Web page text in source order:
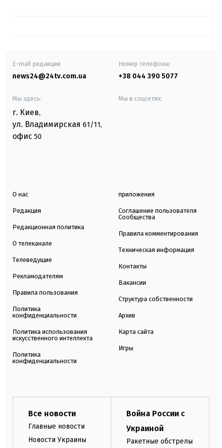
E-mail редакции
news24@24tv.com.ua
Номер телефона:
+38 044 390 5077
Мы здесь:
г. Киев,
ул. Владимирская 61/11,
офис 50
Мы в соцсетях:
О нас
Редакция
Редакционная политика
О телеканале
Телеведущие
Рекламодателям
Правила пользования
Политика
конфиденциальности
Политика использования
искусственного интеллекта
Политика
конфиденциальности
приложения
Соглашение пользователя
Сообщества
Правила комментирования
Техническая информация
Контакты
Вакансии
Структура собственности
Архив
Карта сайта
Игры
Все новости
Главные новости
Новости Украины
Война России с
Украиной
Ракетные обстрелы